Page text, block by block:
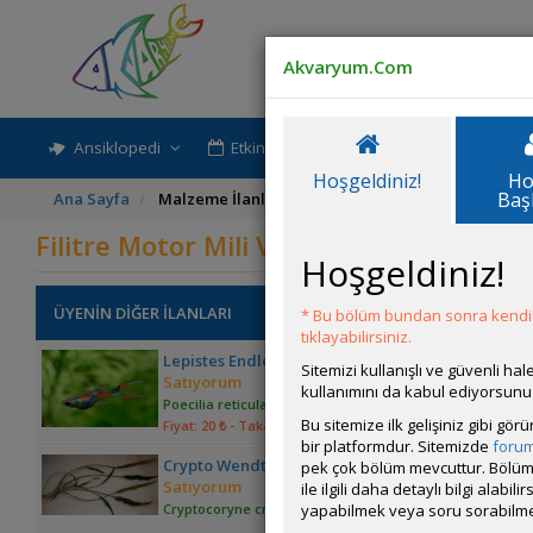
Ansiklopedi Etkinlik-Paylaşım
Ana Sayfa Malzeme İlanları Filitre Motor Mili Ve Ehaim
Filitre Motor Mili Ve Ehaim Parçaları
ÜYENİN DİĞER İLANLARI
Lepistes Endler, Yerli Üretim 20 Tl
Satıyorum
Poecilia reticulata (Lepistes - Guppy)
Fiyat: 20 ₺- Takasa Uygun
Crypto Wendti Green Brown.
Satıyorum
Cryptocoryne crispatula var. ''Balansae''
Akvaryum.Com
Hoşgeldiniz!
Hoşgeldiniz!
* Bu bölüm bundan sonra
tıklayabilirsiniz.
Sitemizi kullanışlı ve güvenli
kullanımını da kabul
Bu sitemize ilk gelişiniz gibi
bir platformdur. Sitemizde
pek çok bölüm mevcuttur.
ile ilgili daha detaylı bilgi
yapabilmek veya soru